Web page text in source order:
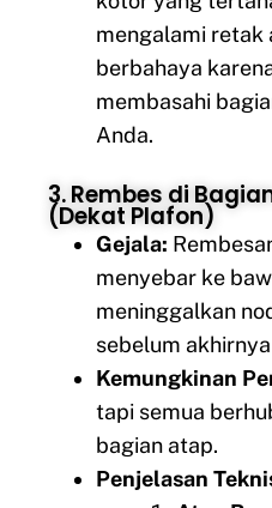
mengalami retak
berbahaya
membasahi
Anda.
3. Rembes di
(Dekat Plafon)
Gejala:
menyebar ke
meninggalkan
sebelum
Kemungkinan
tapi semua
bagian atap.
Penjelasan